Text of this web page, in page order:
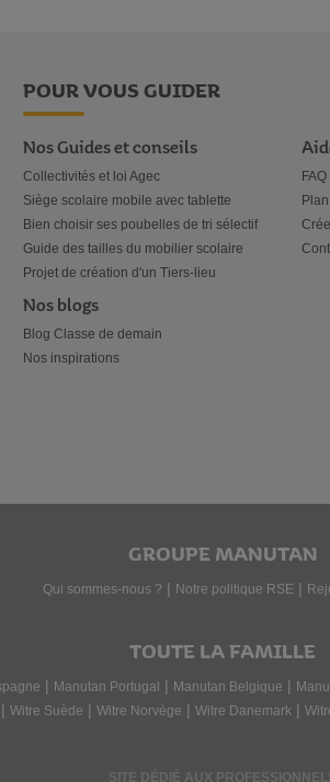
POUR VOUS GUIDER
Nos Guides et conseils
Collectivités et loi Agec
Siège scolaire mobile avec tablette
Bien choisir ses poubelles de tri sélectif
Guide des tailles du mobilier scolaire
Projet de création d'un Tiers-lieu
Nos blogs
Blog Classe de demain
Nos inspirations
FAQ
GROUPE MANUTAN
Qui sommes-nous ? | Notre politique RSE |
TOUTE LA FAMILLE
| Manutan Portugal | Manutan Belgique |
| Witre Suède | Witre Norvège | Witre Danemark|
SITE DÉDIÉ AUX